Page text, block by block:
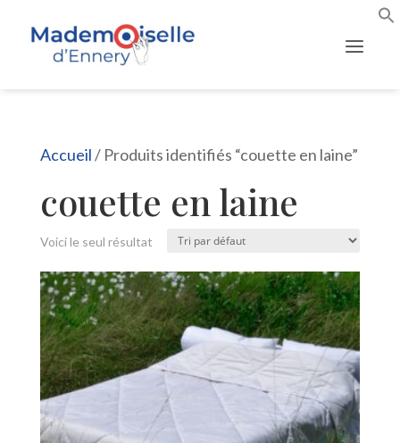
Accueil/ Produits identifiés “couette en laine”
couette en laine
Voici le seul résultat